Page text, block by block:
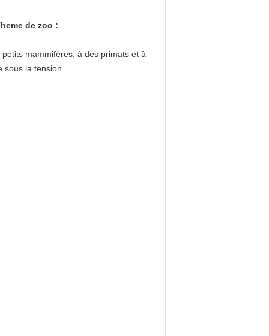
de zoo :
mammifères, à des primats et à
la tension.